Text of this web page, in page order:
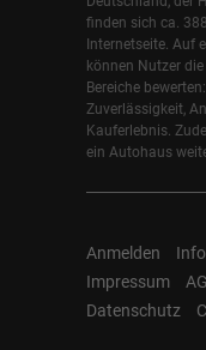
finden sich ca.
Internetseite. Auf
können Nutzer
Bereiche
Zuverlässigkeit,
Kauferlebnis.
ein Autohaus
Anmelden
Impressum
Datenschutz